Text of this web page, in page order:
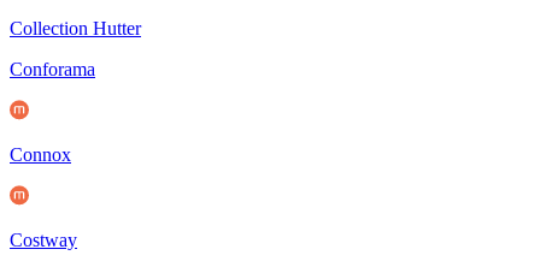
Collection Hutter
Conforama
Connox
Costway